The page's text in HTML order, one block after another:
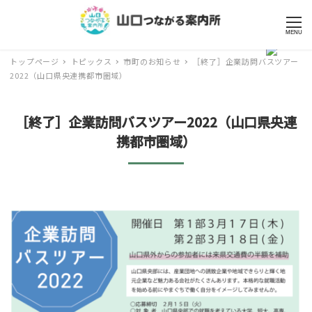
MENU
トップページ トピックス 市町のお知らせ
［終了］企業訪問バスツアー
2022（山口県央連携都市圏域）
［終了］企業訪問バスツアー2022（山口県央連
携都市圏域）